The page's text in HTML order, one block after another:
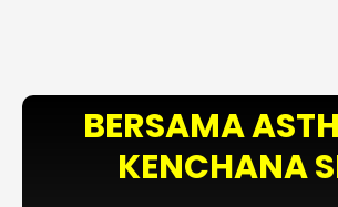
BERSAMA
KENCHANA